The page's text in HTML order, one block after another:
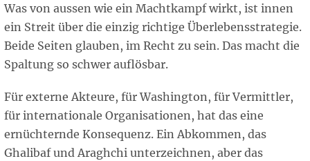
Was von aussen wie ein Machtkampf wirkt, ist innen
ein Streit über die einzig richtige Überlebensstrategie.
Beide Seiten glauben, im Recht zu sein. Das macht die
Spaltung so schwer auflösbar.
Für externe Akteure, für Washington, für Vermittler,
für internationale Organisationen, hat das eine
ernüchternde Konsequenz. Ein Abkommen, das
Ghalibaf und Araghchi unterzeichnen, aber das